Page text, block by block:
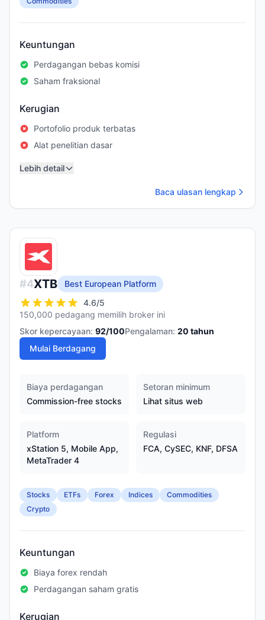
Keuntungan
Perdagangan bebas komisi
Saham fraksional
Kerugian
Portofolio produk terbatas
Alat penelitian dasar
Lebih detail
Baca ulasan lengkap
#4XTB
Best European Platform
4.6/5
150,000 pedagang memilih broker ini
Skor kepercayaan: 92/100Pengalaman: 20 tahun
Mulai Berdagang
Biaya perdagangan
Commission-free stocks
Setoran minimum
Lihat situs web
Platform
xStation 5, Mobile App,
MetaTrader 4
Regulasi
FCA, CySEC, KNF, DFSA
Stocks ETFs Forex Indices
Commodities
Crypto
Keuntungan
Biaya forex rendah
Perdagangan saham gratis
Kerugian